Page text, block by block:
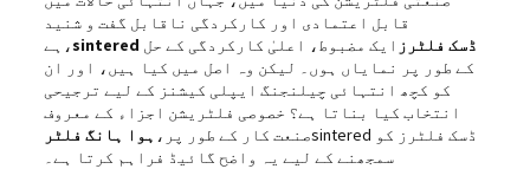
قابل اعتمادی اور کارکردگی ناقابل گفت و شنید
ہے،
sintered ڈسک فلٹرز ایک مضبوط، اعلیٰ کارکردگی کے حل
کے طور پر نمایاں ہوں۔ لیکن وہ اصل میں کیا ہیں، اور ان
کو کچھ انتہائی چیلنجنگ ایپلی کیشنز کے لیے ترجیحی
انتخاب کیا بناتا ہے؟ خصوصی فلٹریشن اجزاء کے معروف
صنعت کار کے طور پر، ہوا ہانگ فلٹر
sintered ڈسک فلٹرز کو
سمجھنے کے لیے یہ واضح گائیڈ فراہم کرتا ہے۔